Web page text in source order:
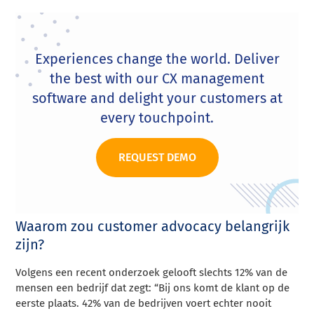
Experiences change the world. Deliver
the best with our CX management
software and delight your customers at
every touchpoint.
REQUEST DEMO
Waarom zou customer advocacy belangrijk
zijn?
Volgens een recent onderzoek gelooft slechts 12% van de
mensen een bedrijf dat zegt: “Bij ons komt de klant op de
eerste plaats. 42% van de bedrijven voert echter nooit